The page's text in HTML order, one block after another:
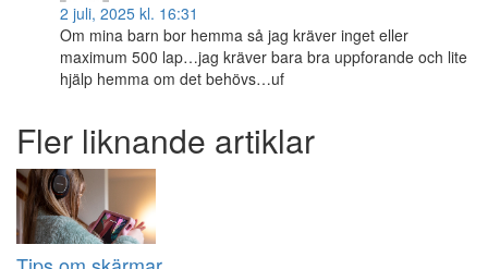
2 juli, 2025 kl. 16:31
Om mina barn bor hemma så jag kräver inget eller
maximum 500 lap…jag kräver bara bra uppforande och lite
hjälp hemma om det behövs…uf
Fler liknande artiklar